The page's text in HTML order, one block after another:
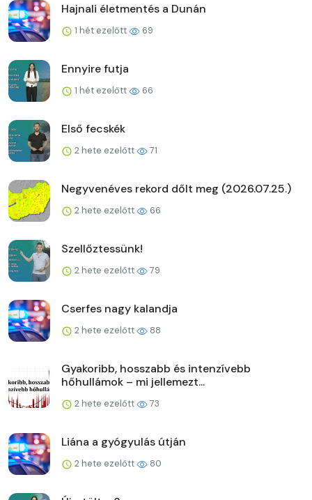
Hajnali életmentés a Dunán
1 hét ezelőtt 69
Ennyire futja
1 hét ezelőtt 66
Első fecskék
2 hete ezelőtt 71
Negyvenéves rekord dőlt meg (2026.07.25.)
2 hete ezelőtt 66
Szellőztessünk!
2 hete ezelőtt 79
Cserfes nagy kalandja
2 hete ezelőtt 88
Gyakoribb, hosszabb és intenzívebb
hőhullámok – mi jellemezt...
2 hete ezelőtt 73
Liána a gyógyulás útján
2 hete ezelőtt 80